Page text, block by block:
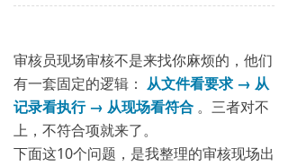
审核员现场审核不是来找你麻烦的，他们
有一套固定的逻辑： 从文件看要求 → 从
记录看执行 → 从现场看符合 。三者对不
上，不符合项就来了。
下面这10个问题，是我整理的审核现场出